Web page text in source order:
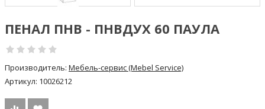
ПЕНАЛ ПНВ - ПНВДУХ 60 ПАУЛА
Производитель: Мебель-сервис (Mebel Service)
Артикул: 10026212